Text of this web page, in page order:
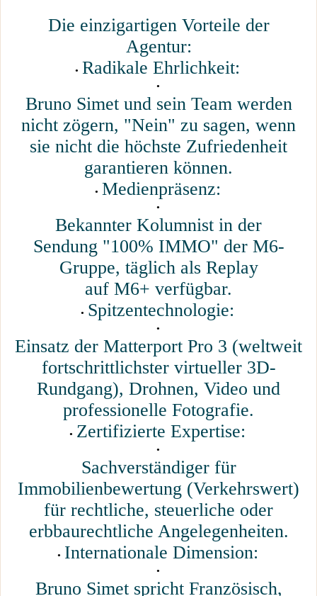
Die einzigartigen Vorteile der
Agentur:
Radikale Ehrlichkeit:
Bruno Simet und sein Team werden
nicht zögern, "Nein" zu sagen, wenn
sie nicht die höchste Zufriedenheit
garantieren können.
Medienpräsenz:
Bekannter Kolumnist in der
Sendung "100% IMMO" der M6-
Gruppe, täglich als Replay
auf M6+ verfügbar.
Spitzentechnologie:
Einsatz der Matterport Pro 3 (weltweit
fortschrittlichster virtueller 3D-
Rundgang), Drohnen, Video und
professionelle Fotografie.
Zertifizierte Expertise:
Sachverständiger für
Immobilienbewertung (Verkehrswert)
für rechtliche, steuerliche oder
erbbaurechtliche Angelegenheiten.
Internationale Dimension:
Bruno Simet spricht Französisch,